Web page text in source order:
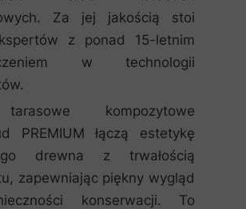
Za jej jakością stoi
z ponad 15-letnim
w technologii
kompozytowe
PREMIUM łączą estetykę
drewna z trwałością
zapewniając piękny wygląd
konserwacji. To